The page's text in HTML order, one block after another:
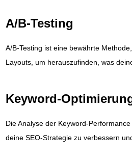
A/B-Testing
A/B-Testing ist eine bewährte
Layouts, um herauszufinden, was
Keyword-
Die Analyse der Keyword-
deine SEO-Strategie zu verbessern